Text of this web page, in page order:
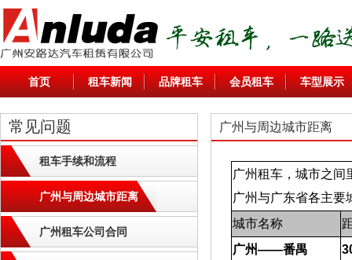
首页 租车新闻 品牌租车 会员租车 车型展示
常见问题
租车手续和流程
广州与周边城市距离
广州租车公司合同
广州与周边城市距离
广州租车，城市之间
广州与广东省各主要
城市名称
广州——番禺